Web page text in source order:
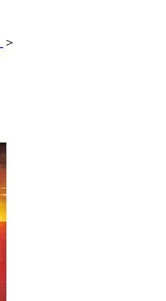
＞